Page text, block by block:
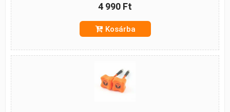
4 990 Ft
Kosárba